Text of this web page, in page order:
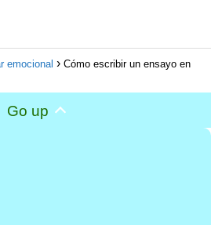
emocional
Cómo escribir un ensayo en
Go up